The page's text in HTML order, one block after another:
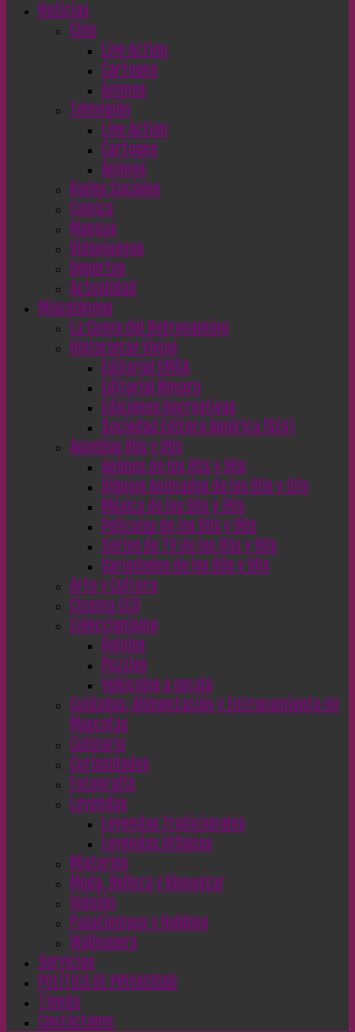
Noticias
Cine
Live Action
Cartoons
Animes
Televisión
Live Action
Cartoons
Animes
Redes Sociales
Comics
Mangas
Videojuegos
Deportes
Actualidad
Misceláneos
La Cueva del Retrogaming
Historietas Viejas
Editorial EMSA
Editorial Novaro
Ediciones Recreativas
Sociedad Editora América (SEA)
Aquellos 80s y 90s
Animes de los 80s y 90s
Dibujos Animados de los 80s y 90s
Música de los 80s y 90s
Películas de los 80s y 90s
Series de TV de los 80s y 90s
Variedades de los 80s y 90s
Arte y Cultura
Cinema CC0
Coleccionismo
Relojes
Puzzles
Vehículos a escala
Cuidados, Alimentación y Entrenamiento de
Mascotas
Culinaria
Curiosidades
Fotografía
Leyendas
Leyendas Tradicionales
Leyendas Urbanas
Misterios
Moda, Belleza y Bienestar
Opinión
Pasatiempos y Hobbies
Wallpapers
Servicios
POLÍTICA DE PRIVACIDAD
Tienda
Contáctame